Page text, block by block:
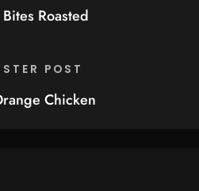
Roasted
POST
Chicken